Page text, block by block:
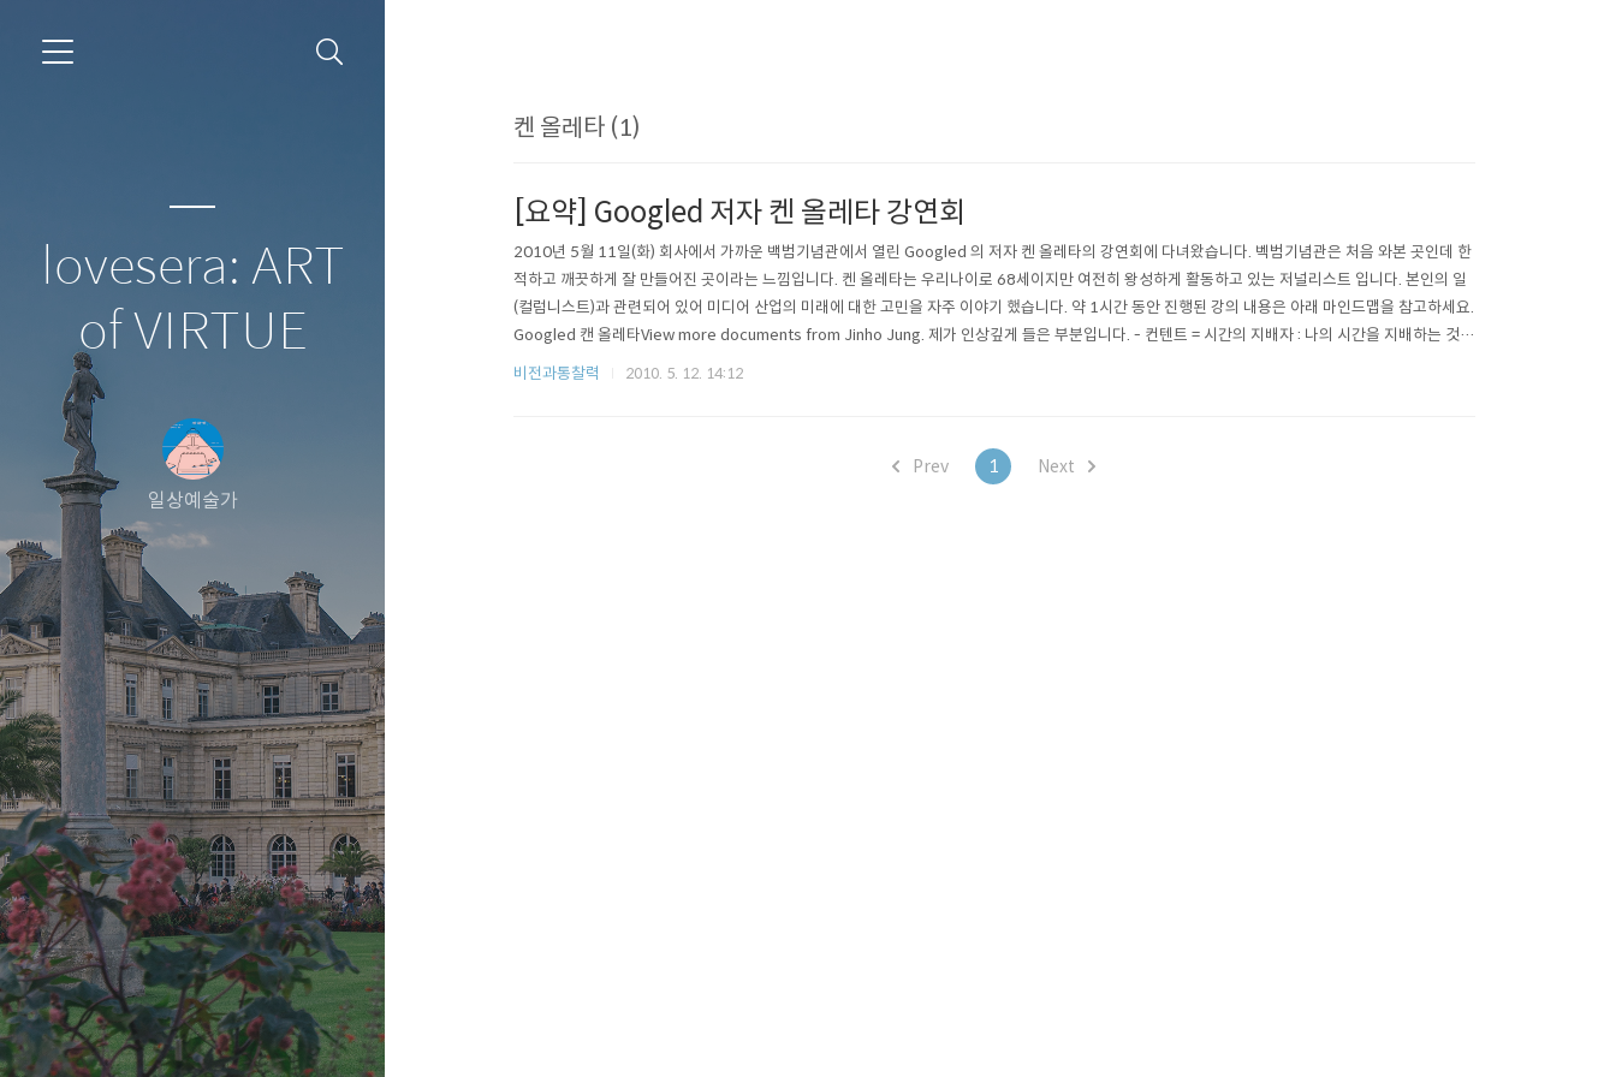
lovesera: ART
of VIRTUE
일상예술가
켄 올레타 (1)
[요약] Googled 저자 켄 올레타 강연회
2010년 5월 11일(화) 회사에서 가까운 백범기념관에서 열린 Googled 의 저자 켄 올레타의 강연회에 다녀왔습니다. 벡범기념관은 처음 와본 곳인데 한
적하고 깨끗하게 잘 만들어진 곳이라는 느낌입니다. 켄 올레타는 우리나이로 68세이지만 여전히 왕성하게 활동하고 있는 저널리스트 입니다. 본인의 일
(컬럼니스트)과 관련되어 있어 미디어 산업의 미래에 대한 고민을 자주 이야기 했습니다. 약 1시간 동안 진행된 강의 내용은 아래 마인드맵을 참고하세요.
Googled 캔 올레타View more documents from Jinho Jung. 제가 인상깊게 들은 부분입니다. - 컨텐트 = 시간의 지배자 : 나의 시간을 지배하는 것이
모든 것이 컨텐츠 이다. - 아날로그의 종말 : 아날로그 방식으로 일하던 시절을..
비전과통찰력 2010. 5. 12. 14:12
Prev 1 Next